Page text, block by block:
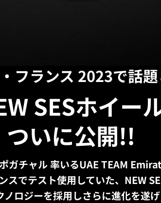
フランス 2023で話
SESホイー
ついに公開!!
ガチャル 率いるUAE TEAM
スでテスト使用していた、NEW
ノロジーを採用しさらに進化を遂げ